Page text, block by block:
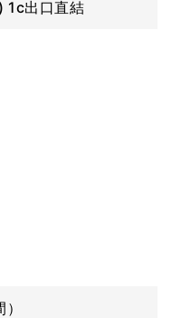
1c出口直結